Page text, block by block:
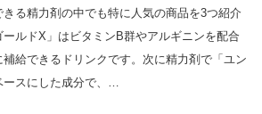
る精力剤の中でも特に人気の商品を3つ紹介
ルドX」はビタミンB群やアルギニンを配合
給できるドリンクです。次に精力剤で「ユン
スにした成分で、…